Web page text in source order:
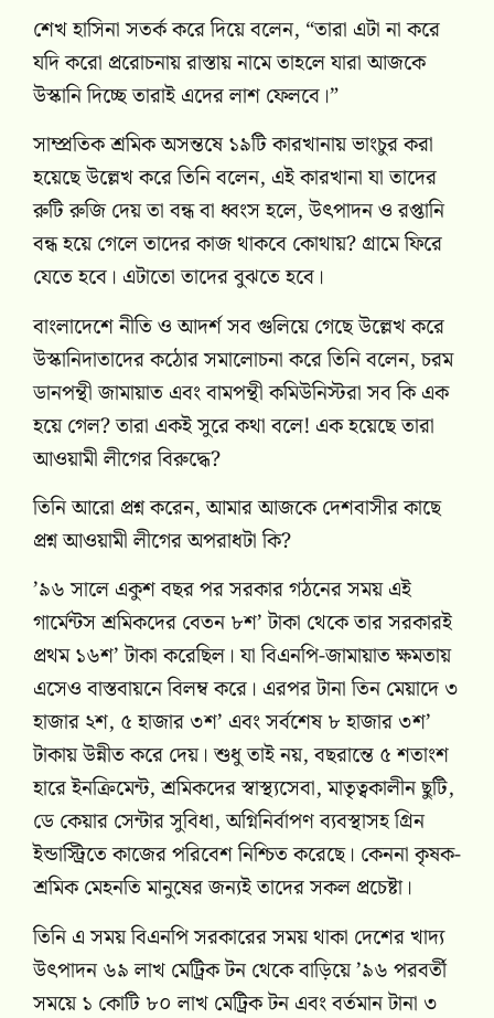
শেখ হাসিনা সতর্ক করে দিয়ে বলেন, “তারা এটা না করে
যদি করো প্ররোচনায় রাস্তায় নামে তাহলে যারা আজকে
উস্কানি দিচ্ছে তারাই এদের লাশ ফেলবে।”
সাম্প্রতিক শ্রমিক অসন্তষে ১৯টি কারখানায় ভাংচুর করা
হয়েছে উল্লেখ করে তিনি বলেন, এই কারখানা যা তাদের
রুটি রুজি দেয় তা বন্ধ বা ধ্বংস হলে, উৎপাদন ও রপ্তানি
বন্ধ হয়ে গেলে তাদের কাজ থাকবে কোথায়? গ্রামে ফিরে
যেতে হবে। এটাতো তাদের বুঝতে হবে।
বাংলাদেশে নীতি ও আদর্শ সব গুলিয়ে গেছে উল্লেখ করে
উস্কানিদাতাদের কঠোর সমালোচনা করে তিনি বলেন, চরম
ডানপন্থী জামায়াত এবং বামপন্থী কমিউনিস্টরা সব কি এক
হয়ে গেল? তারা একই সুরে কথা বলে! এক হয়েছে তারা
আওয়ামী লীগের বিরুদ্ধে?
তিনি আরো প্রশ্ন করেন, আমার আজকে দেশবাসীর কাছে
প্রশ্ন আওয়ামী লীগের অপরাধটা কি?
’৯৬ সালে একুশ বছর পর সরকার গঠনের সময় এই
গার্মেন্টস শ্রমিকদের বেতন ৮শ’ টাকা থেকে তার সরকারই
প্রথম ১৬শ’ টাকা করেছিল। যা বিএনপি-জামায়াত ক্ষমতায়
এসেও বাস্তবায়নে বিলম্ব করে। এরপর টানা তিন মেয়াদে ৩
হাজার ২শ, ৫ হাজার ৩শ’ এবং সর্বশেষ ৮ হাজার ৩শ’
টাকায় উন্নীত করে দেয়। শুধু তাই নয়, বছরান্তে ৫ শতাংশ
হারে ইনক্রিমেন্ট, শ্রমিকদের স্বাস্থ্যসেবা, মাতৃত্বকালীন ছুটি,
ডে কেয়ার সেন্টার সুবিধা, অগ্নিনির্বাপণ ব্যবস্থাসহ গ্রিন
ইন্ডাস্ট্রিতে কাজের পরিবেশ নিশ্চিত করেছে। কেননা কৃষক-
শ্রমিক মেহনতি মানুষের জন্যই তাদের সকল প্রচেষ্টা।
তিনি এ সময় বিএনপি সরকারের সময় থাকা দেশের খাদ্য
উৎপাদন ৬৯ লাখ মেট্রিক টন থেকে বাড়িয়ে ’৯৬ পরবর্তী
সময়ে ১ কোটি ৮০ লাখ মেট্রিক টন এবং বর্তমান টানা ৩